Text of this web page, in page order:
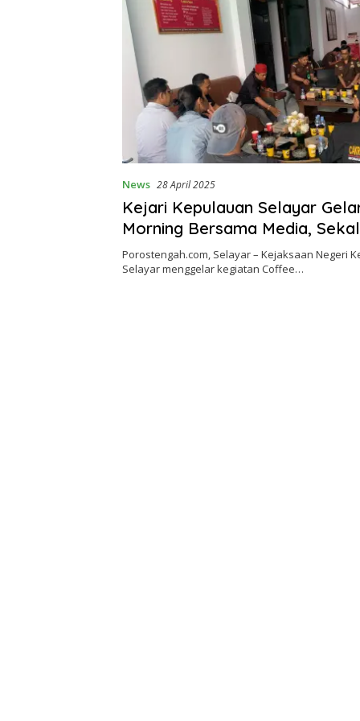
News 28 April 2025
Kejari Kepulauan Selayar
Morning Bersama Media,
Pindah Pamit Kasi Intelijen
Porostengah.com, Selayar – Kejaksaan Negeri
Selayar menggelar kegiatan Coffee…